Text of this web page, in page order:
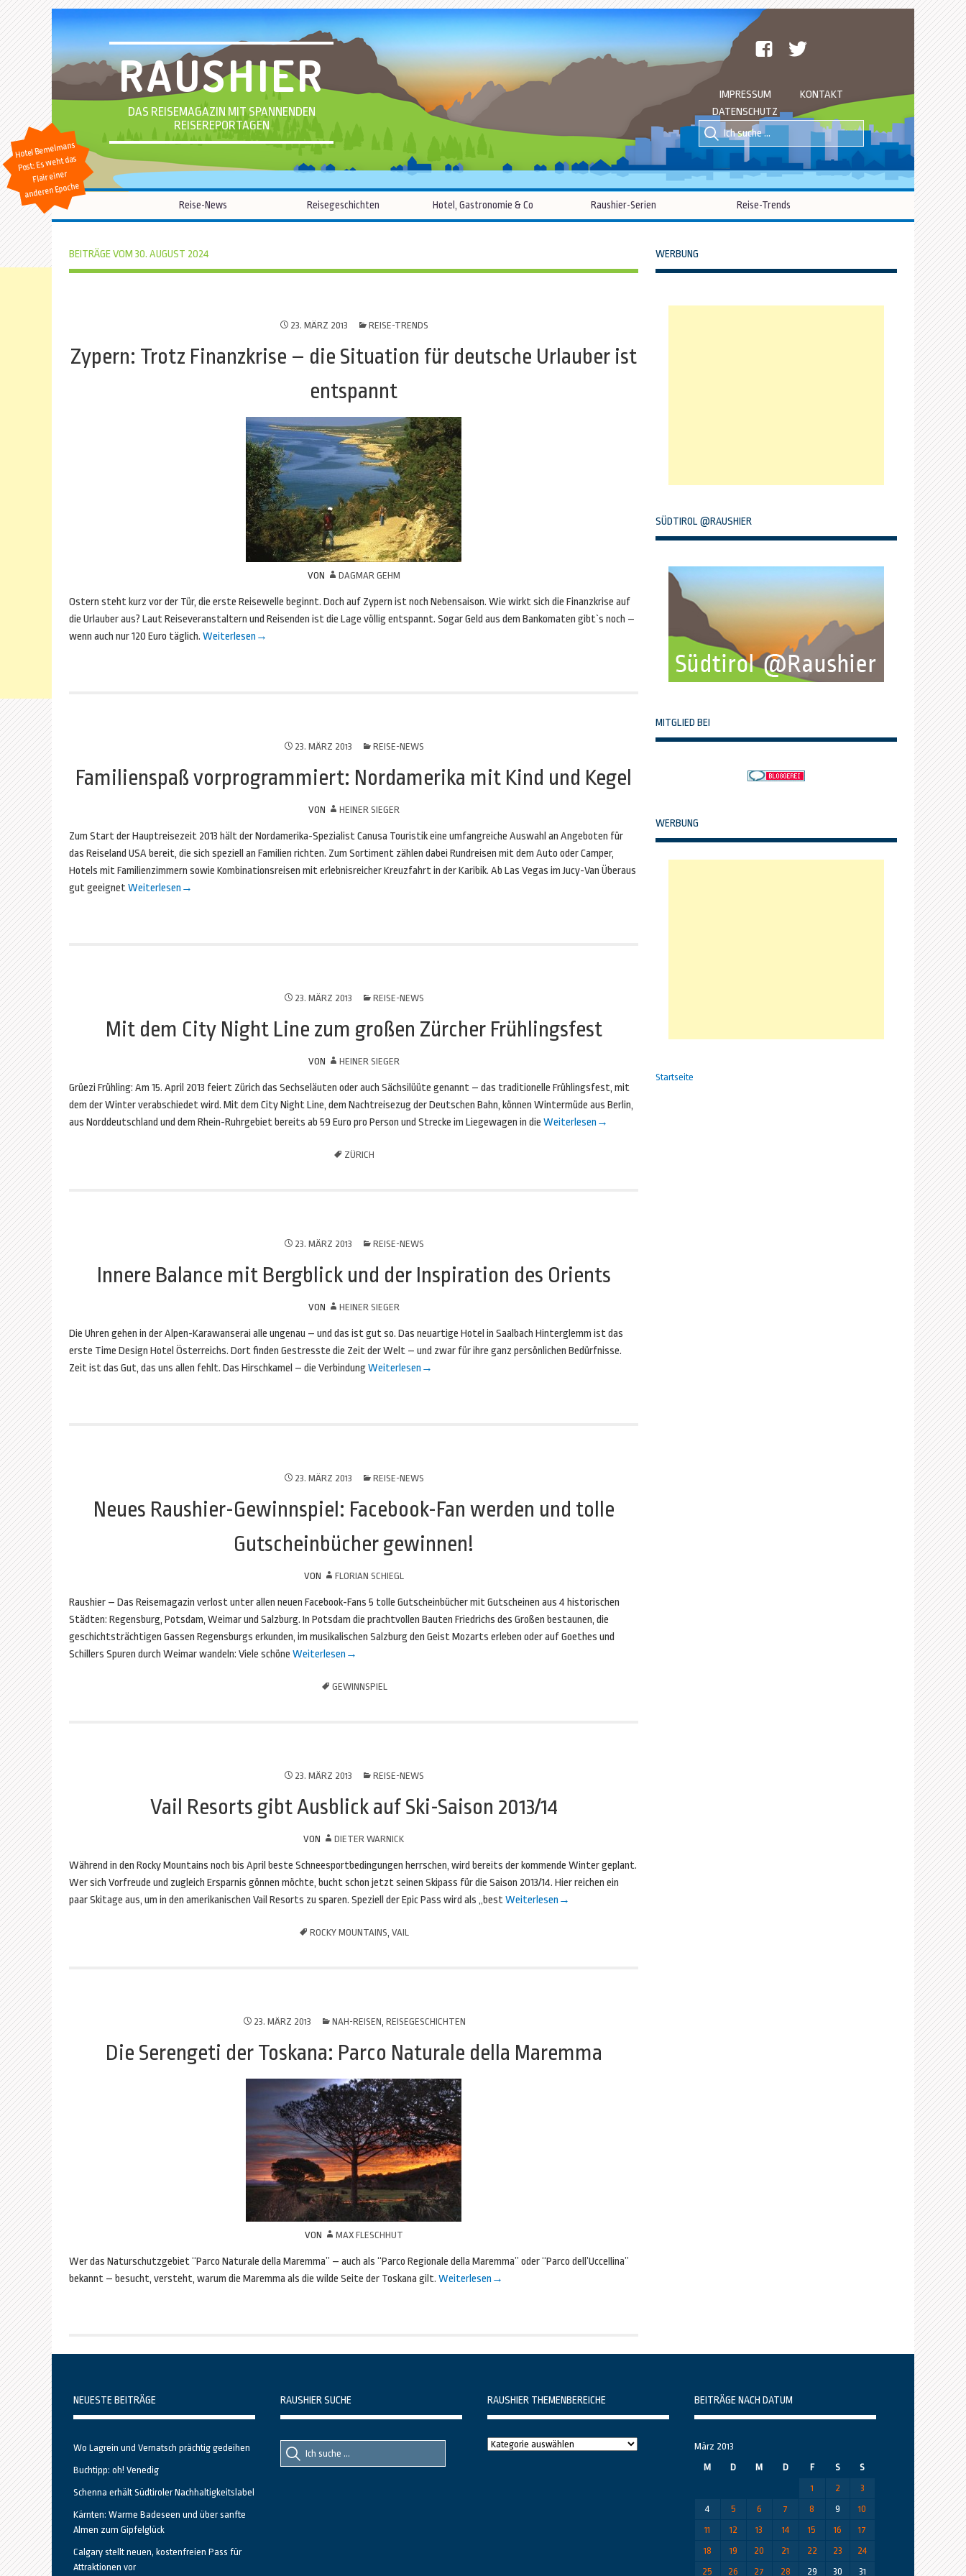
RAUSHIER
DAS REISEMAGAZIN MIT SPANNENDEN
REISEREPORTAGEN
facebook
IMPRESSUM
KONTAKT
DATENSCHUTZ
Suche
nach::
Suche
nach:
Hotel Bemelmans
Post: Es weht das
Flair einer
anderen Epoche
Reise-News Reisegeschichten Hotel, Gastronomie & Co Raushier-Serien Reise-Trends
BEITRÄGE VOM 30. AUGUST 2024
23. MÄRZ 2013 REISE-TRENDS
Zypern: Trotz Finanzkrise – die Situation für deutsche Urlauber ist
entspannt
VON DAGMAR GEHM
Ostern steht kurz vor der Tür, die erste Reisewelle beginnt. Doch auf Zypern ist noch Nebensaison. Wie wirkt sich die Finanzkrise auf
die Urlauber aus? Laut Reiseveranstaltern und Reisenden ist die Lage völlig entspannt. Sogar Geld aus dem Bankomaten gibt`s noch –
wenn auch nur 120 Euro täglich. Weiterlesen →
23. MÄRZ 2013 REISE-NEWS
Familienspaß vorprogrammiert: Nordamerika mit Kind und Kegel
VON HEINER SIEGER
Zum Start der Hauptreisezeit 2013 hält der Nordamerika-Spezialist Canusa Touristik eine umfangreiche Auswahl an Angeboten für
das Reiseland USA bereit, die sich speziell an Familien richten. Zum Sortiment zählen dabei Rundreisen mit dem Auto oder Camper,
Hotels mit Familienzimmern sowie Kombinationsreisen mit erlebnisreicher Kreuzfahrt in der Karibik. Ab Las Vegas im Jucy-Van Überaus
gut geeignetWeiterlesen →
23. MÄRZ 2013 REISE-NEWS
Mit dem City Night Line zum großen Zürcher Frühlingsfest
VON HEINER SIEGER
Grüezi Frühling: Am 15. April 2013 feiert Zürich das Sechseläuten oder auch Sächsilüüte genannt – das traditionelle Frühlingsfest, mit
dem der Winter verabschiedet wird. Mit dem City Night Line, dem Nachtreisezug der Deutschen Bahn, können Wintermüde aus Berlin,
aus Norddeutschland und dem Rhein-Ruhrgebiet bereits ab 59 Euro pro Person und Strecke im Liegewagen in die Weiterlesen →
ZÜRICH
23. MÄRZ 2013 REISE-NEWS
Innere Balance mit Bergblick und der Inspiration des Orients
VON HEINER SIEGER
Die Uhren gehen in der Alpen-Karawanserai alle ungenau – und das ist gut so. Das neuartige Hotel in Saalbach Hinterglemm ist das
erste Time Design Hotel Österreichs. Dort finden Gestresste die Zeit der Welt – und zwar für ihre ganz persönlichen Bedürfnisse.
Zeit ist das Gut, das uns allen fehlt. Das Hirschkamel – die VerbindungWeiterlesen →
23. MÄRZ 2013 REISE-NEWS
Neues Raushier-Gewinnspiel: Facebook-Fan werden und tolle
Gutscheinbücher gewinnen!
VON FLORIAN SCHIEGL
Raushier – Das Reisemagazin verlost unter allen neuen Facebook-Fans 5 tolle Gutscheinbücher mit Gutscheinen aus 4 historischen
Städten: Regensburg, Potsdam, Weimar und Salzburg. In Potsdam die prachtvollen Bauten Friedrichs des Großen bestaunen, die
geschichtsträchtigen Gassen Regensburgs erkunden, im musikalischen Salzburg den Geist Mozarts erleben oder auf Goethes und
Schillers Spuren durch Weimar wandeln: Viele schöne Weiterlesen →
GEWINNSPIEL
23. MÄRZ 2013 REISE-NEWS
Vail Resorts gibt Ausblick auf Ski-Saison 2013/14
VON DIETER WARNICK
Während in den Rocky Mountains noch bis April beste Schneesportbedingungen herrschen, wird bereits der kommende Winter geplant.
Wer sich Vorfreude und zugleich Ersparnis gönnen möchte, bucht schon jetzt seinen Skipass für die Saison 2013/14. Hier reichen ein
paar Skitage aus, um in den amerikanischen Vail Resorts zu sparen. Speziell der Epic Pass wird als „bestWeiterlesen →
ROCKY MOUNTAINS, VAIL
23. MÄRZ 2013 NAH-REISEN, REISEGESCHICHTEN
Die Serengeti der Toskana: Parco Naturale della Maremma
VON MAX FLESCHHUT
Wer das Naturschutzgebiet “Parco Naturale della Maremma” – auch als “Parco Regionale della Maremma” oder “Parco dell’Uccellina”
bekannt – besucht, versteht, warum die Maremma als die wilde Seite der Toskana gilt. Weiterlesen →
WERBUNG
SÜDTIROL @RAUSHIER
MITGLIED BEI
WERBUNG
Startseite
NEUESTE BEITRÄGE
Wo Lagrein und Vernatsch prächtig gedeihen
Buchtipp: oh! Venedig
Schenna erhält Südtiroler Nachhaltigkeitslabel
Kärnten: Warme Badeseen und über sanfte
Almen zum Gipfelglück
Calgary stellt neuen, kostenfreien Pass für
Attraktionen vor
RAUSHIER SUCHE
Suche
nach::
Suche
nach:
RAUSHIER THEMENBEREICHE
Raushier
BEITRÄGE NACH DATUM
März 2013
M
D M D F S
S
1
2
3
4
5 6 7 8 9
10
11
12 13 14 15 16
17
18
19 20 21 22 23
24
25
26 27 28 29 30 31